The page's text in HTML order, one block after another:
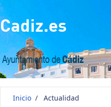
Pasar al contenido principal
Cadiz.es
Inicio / Actualidad